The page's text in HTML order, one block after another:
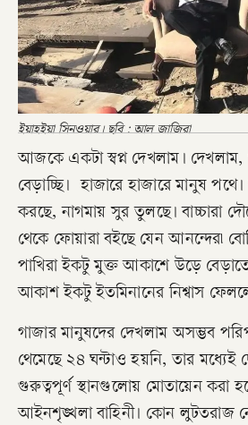
ইয়াহইয়া সিনওয়ার। ছবি : আল জাজিরা
আজকে একটা স্বপ্ন দেখলাম। দেখলাম,
বেড়াচ্ছি। হাজারে হাজারে মানুষ
করছে, নাগমায় সুর তুলছে। বাচ্চারা
থেকে ফোয়ারা বইছে যেন আনন্দের৷
পাখিরা ইকটু মুক্ত আকাশে উড়ে
আকাশ ইকটু ইতমিনানের নিশ্বাস
গাজার মানুষদের দেখলাম অসম্ভব
থেমেছে ২৪ ঘন্টাও হয়নি, তার মধ্যেই
গুরুত্বপূর্ণ স্থানগুলোয় মোতায়েন করা
আইনশৃঙ্খলা বাহিনী। কোন লুটতরাজ